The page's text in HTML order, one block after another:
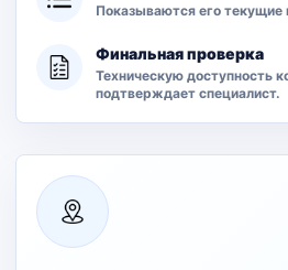
Показываются его
Финальная проверка
Техническую доступность
подтверждает специалист.